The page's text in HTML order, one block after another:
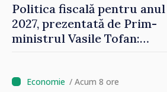
Politica fiscală pentru anul
2027, prezentată de Prim-
ministrul Vasile Tofan:
taxare mai echitabilă
/ Acum 8 ore